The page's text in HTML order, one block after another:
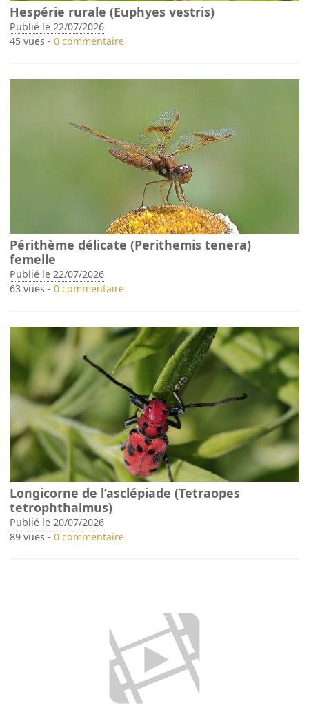
Hespérie rurale (Euphyes vestris)
Publié le 22/07/2026
45 vues -0 commentaire
Périthème délicate (Perithemis tenera)
femelle
Publié le 22/07/2026
63 vues -0 commentaire
Longicorne de l’asclépiade (Tetraopes
tetrophthalmus)
Publié le 20/07/2026
89 vues -0 commentaire